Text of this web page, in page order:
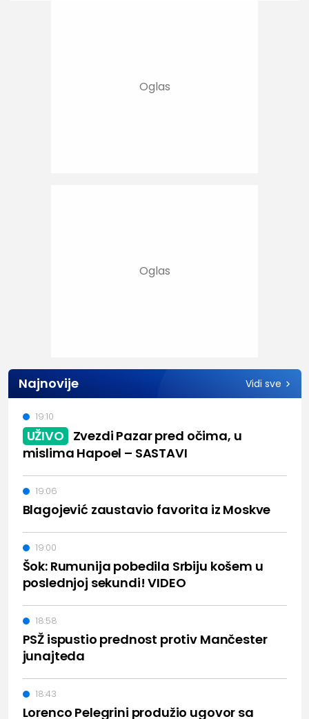
Najnovije Vidi sve
UŽIVO Zvezdi Pazar pred očima, u
mislima Hapoel – SASTAVI
19:10
Blagojević zaustavio favorita iz Moskve
19:06
Šok: Rumunija pobedila Srbiju košem u
poslednjoj sekundi! VIDEO
19:00
PSŽ ispustio prednost protiv Mančester
junajteda
18:58
Lorenco Pelegrini produžio ugovor sa
18:43